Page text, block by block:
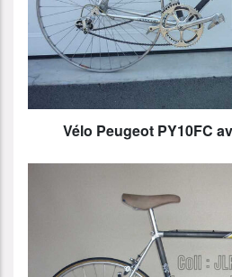
Vélo Peugeot PY10FC